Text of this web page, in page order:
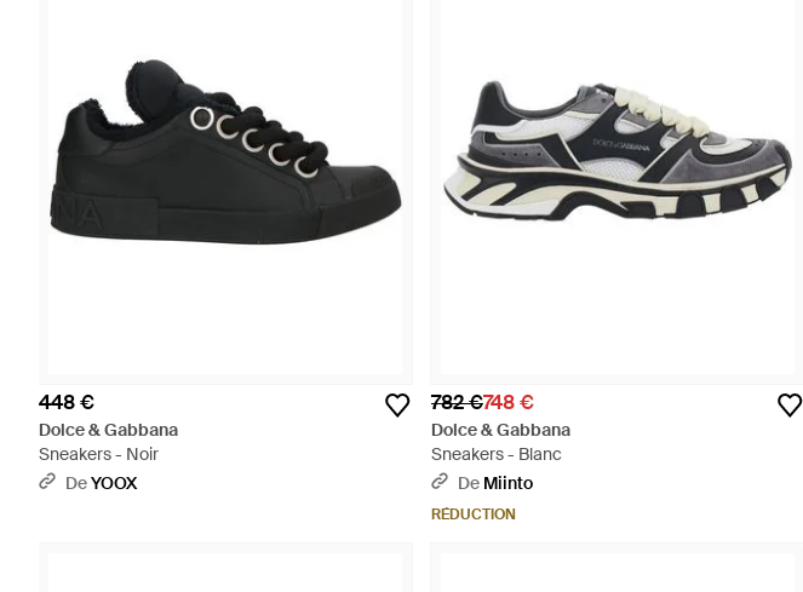
448 €
Dolce & Gabbana
Sneakers - Noir
DeYOOX
782 €748 €
Dolce & Gabbana
Sneakers - Blanc
De Miinto
RÉDUCTION